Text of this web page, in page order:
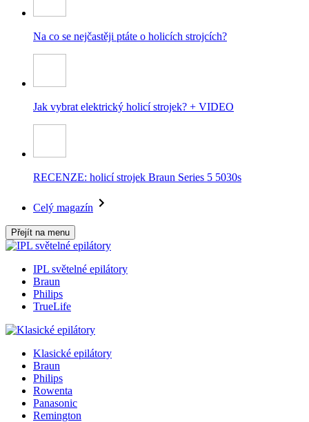
Na co se nejčastěji ptáte o holicích strojcích?
Jak vybrat elektrický holicí strojek? + VIDEO
RECENZE: holicí strojek Braun Series 5 5030s
Celý magazín
Přejít na menu
IPL světelné epilátory
Braun
Philips
TrueLife
Klasické epilátory
Braun
Philips
Rowenta
Panasonic
Remington